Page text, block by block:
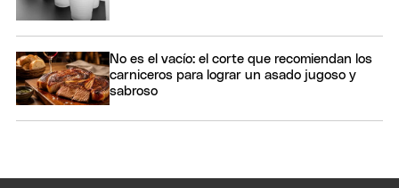
No es el vacío: el corte que recomiendan los
carniceros para lograr un asado jugoso y
sabroso